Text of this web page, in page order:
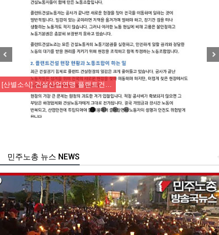
[산별소식] 건설산업연맹 플랜트건…
주노총 뉴스 NEWS